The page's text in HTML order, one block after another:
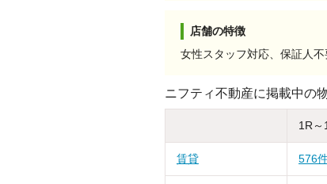
店舗の特徴
女性スタッフ対応、保証人
ニフティ不動産に掲載中の
1R～
賃貸 576